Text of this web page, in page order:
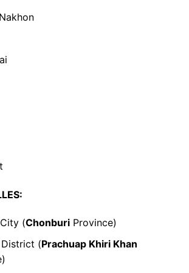
(ChonburiProvince)
(Prachuap Khiri Khan